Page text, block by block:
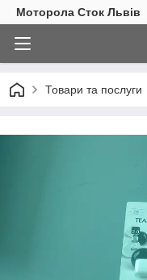
Моторола Сток Львів
Товари та послуги